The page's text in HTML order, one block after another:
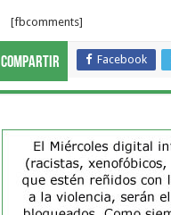
[fbcomments]
Compartir Facebook